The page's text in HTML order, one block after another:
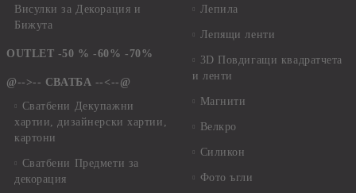
Висулки за Декорация и
Бижута
OUTLET -50 % -60% -70%
@-->-- СВАТБА --<--@
Сватбени Декупажни
хартии, дизайнерски хартии,
картони
Сватбени Предмети за
декорация
Лепила
Лепящи ленти
3D Повдигащи квадратчета
и ленти
Магнити
Велкро
Силикон
Фото ъгли